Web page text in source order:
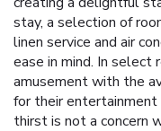
stay, a selection of
linen service and air
ease in mind. In select
amusement with the
for their entertainment
thirst is not a concern